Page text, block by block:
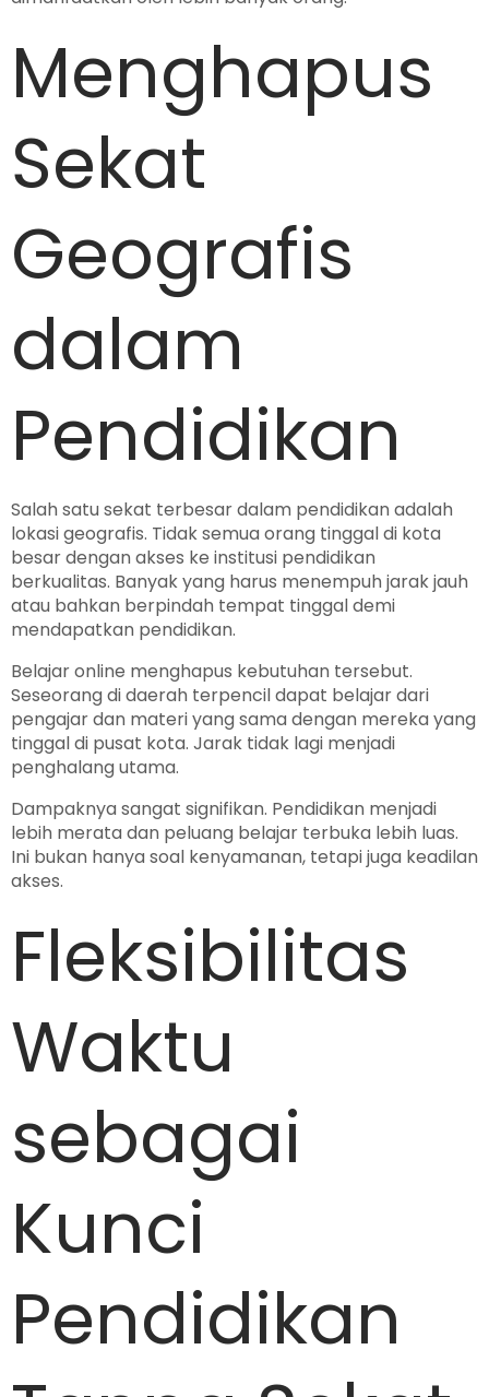
Menghapus
Sekat
Geografis
dalam
Pendidikan
Salah satu sekat terbesar dalam pendidikan adalah
lokasi geografis. Tidak semua orang tinggal di kota
besar dengan akses ke institusi pendidikan
berkualitas. Banyak yang harus menempuh jarak jauh
atau bahkan berpindah tempat tinggal demi
mendapatkan pendidikan.
Belajar online menghapus kebutuhan tersebut.
Seseorang di daerah terpencil dapat belajar dari
pengajar dan materi yang sama dengan mereka yang
tinggal di pusat kota. Jarak tidak lagi menjadi
penghalang utama.
Dampaknya sangat signifikan. Pendidikan menjadi
lebih merata dan peluang belajar terbuka lebih luas.
Ini bukan hanya soal kenyamanan, tetapi juga keadilan
akses.
Fleksibilitas
Waktu
sebagai
Kunci
Pendidikan